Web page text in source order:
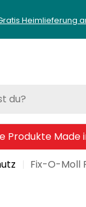
Heimlieferung
Produkte Made